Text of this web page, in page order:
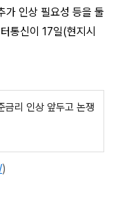
가 인상 필요성 등을 둘
통신이 17일(현지시
금리 인상 앞두고 논쟁
)